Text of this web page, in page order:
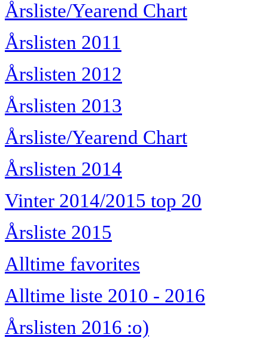
Årsliste/Yearend Chart
Årslisten 2011
Årslisten 2012
Årslisten 2013
Årsliste/Yearend Chart
Årslisten 2014
Vinter 2014/2015 top 20
Årsliste 2015
Alltime favorites
Alltime liste 2010 - 2016
Årslisten 2016 :o)